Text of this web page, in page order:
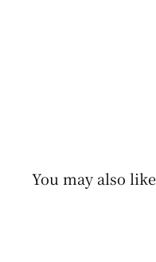
You may also like